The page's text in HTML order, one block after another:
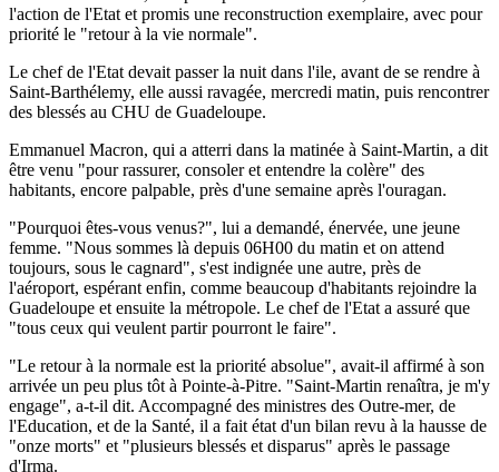
l'action de l'Etat et promis une reconstruction exemplaire, avec pour
priorité le "retour à la vie normale".
Le chef de l'Etat devait passer la nuit dans l'ile, avant de se rendre à
Saint-Barthélemy, elle aussi ravagée, mercredi matin, puis rencontrer
des blessés au CHU de Guadeloupe.
Emmanuel Macron, qui a atterri dans la matinée à Saint-Martin, a dit
être venu "pour rassurer, consoler et entendre la colère" des
habitants, encore palpable, près d'une semaine après l'ouragan.
"Pourquoi êtes-vous venus?", lui a demandé, énervée, une jeune
femme. "Nous sommes là depuis 06H00 du matin et on attend
toujours, sous le cagnard", s'est indignée une autre, près de
l'aéroport, espérant enfin, comme beaucoup d'habitants rejoindre la
Guadeloupe et ensuite la métropole. Le chef de l'Etat a assuré que
"tous ceux qui veulent partir pourront le faire".
"Le retour à la normale est la priorité absolue", avait-il affirmé à son
arrivée un peu plus tôt à Pointe-à-Pitre. "Saint-Martin renaîtra, je m'y
engage", a-t-il dit. Accompagné des ministres des Outre-mer, de
l'Education, et de la Santé, il a fait état d'un bilan revu à la hausse de
"onze morts" et "plusieurs blessés et disparus" après le passage
d'Irma.